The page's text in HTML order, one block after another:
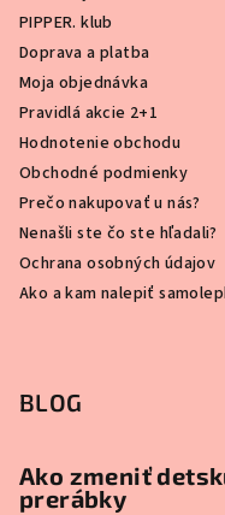
PIPPER. klub
Doprava a platba
Moja objednávka
Pravidlá akcie 2+1
Hodnotenie obchodu
Obchodné podmienky
Prečo nakupovať u nás?
Nenašli ste čo ste hľadali?
Ochrana osobných údajov
Ako a kam nalepiť
BLOG
Ako zmeniť
prerábky